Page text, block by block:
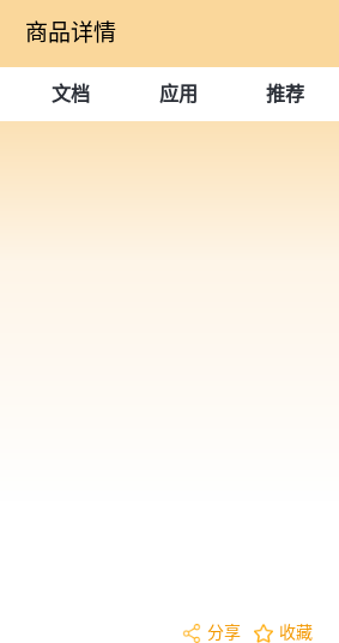
商品详情
文档 应用 推荐
分享 收藏